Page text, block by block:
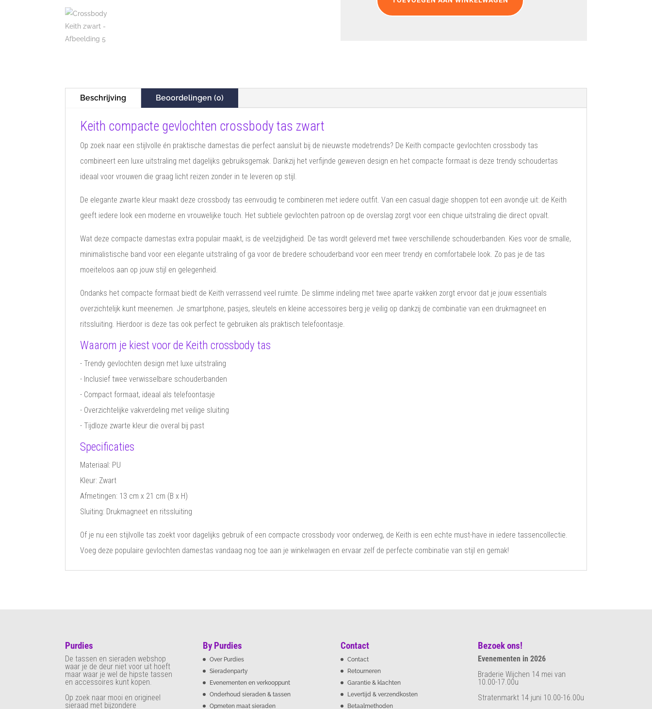
Crossbody
Beschrijving Beoordelingen (0)
Keith compacte gevlochten crossbody tas zwart
Op zoek naar een stijlvolle én praktische damestas die perfect aansluit bij de nieuwste modetrends? De Keith compacte gevlochten crossbody tas
combineert een luxe uitstraling met dagelijks gebruiksgemak. Dankzij het verfijnde geweven design en het compacte formaat is deze trendy schoudertas
ideaal voor vrouwen die graag licht reizen zonder in te leveren op stijl.
De elegante zwarte kleur maakt deze crossbody tas eenvoudig te combineren met iedere outfit. Van een casual dagje shoppen tot een avondje uit: de Keith
geeft iedere look een moderne en vrouwelijke touch. Het subtiele gevlochten patroon op de overslag zorgt voor een chique uitstraling die direct opvalt.
Wat deze compacte damestas extra populair maakt, is de veelzijdigheid. De tas wordt geleverd met twee verschillende schouderbanden. Kies voor de smalle,
minimalistische band voor een elegante uitstraling of ga voor de bredere schouderband voor een meer trendy en comfortabele look. Zo pas je de tas
moeiteloos aan op jouw stijl en gelegenheid.
Ondanks het compacte formaat biedt de Keith verrassend veel ruimte. De slimme indeling met twee aparte vakken zorgt ervoor dat je jouw essentials
overzichtelijk kunt meenemen. Je smartphone, pasjes, sleutels en kleine accessoires berg je veilig op dankzij de combinatie van een drukmagneet en
ritssluiting. Hierdoor is deze tas ook perfect te gebruiken als praktisch telefoontasje.
Waarom je kiest voor de Keith crossbody tas
- Trendy gevlochten design met luxe uitstraling
- Inclusief twee verwisselbare schouderbanden
- Compact formaat, ideaal als telefoontasje
- Overzichtelijke vakverdeling met veilige sluiting
- Tijdloze zwarte kleur die overal bij past
Specificaties
Materiaal: PU
Kleur: Zwart
Afmetingen: 13 cm x 21 cm (B x H)
Sluiting: Drukmagneet en ritssluiting
Of je nu een stijlvolle tas zoekt voor dagelijks gebruik of een compacte crossbody voor onderweg, de Keith is een echte must-have in iedere tassencollectie.
Voeg deze populaire gevlochten damestas vandaag nog toe aan je winkelwagen en ervaar zelf de perfecte combinatie van stijl en gemak!
Purdies
De tassen en sieraden webshop
waar je de deur niet voor uit hoeft
maar waar je wel de hipste tassen
en accessoires kunt kopen.
Op zoek naar mooi en origineel
sieraad met bijzondere
By Purdies
Over Purdies
Sieradenparty
Evenementen en verkooppunt
Onderhoud sieraden & tassen
Opmeten maat sieraden
Contact
Contact
Retourneren
Garantie & klachten
Levertijd & verzendkosten
Betaalmethoden
Bezoek ons!
Evenementen in 2026
Braderie Wijchen 14 mei van
10.00-17.00u
Stratenmarkt 14 juni 10.00-16.00u